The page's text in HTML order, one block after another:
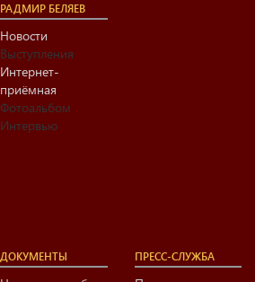
РАДМИР БЕЛЯЕВ
Новости
Выступления
Интернет-
приёмная
Фотоальбом
Интервью
ДОКУМЕНТЫ ПРЕСС-СЛУЖБА